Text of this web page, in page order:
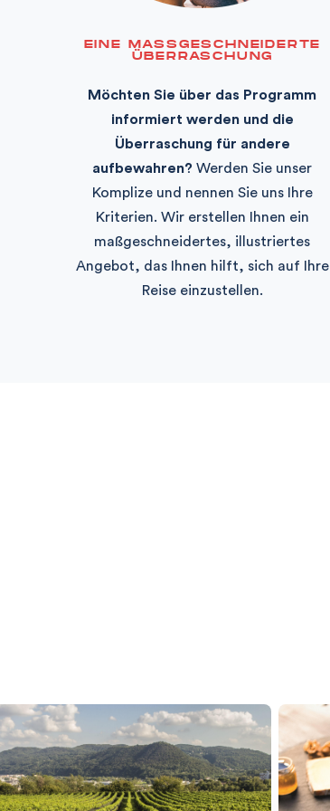
EINE MASSGESCHNEIDERTE Ü
BERRASCHUNG
Möchten Sie über das Programm
informiert werden und die
Überraschung für andere
aufbewahren? Werden Sie unser
Komplize und nennen Sie uns Ihre
Kriterien. Wir erstellen Ihnen ein
maßgeschneidertes, illustriertes
Angebot, das Ihnen hilft, sich auf Ihre
Reise einzustellen.